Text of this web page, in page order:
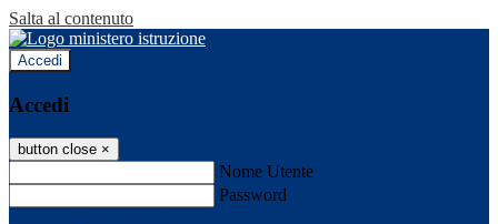
Salta al contenuto
Accedi
Accedi
button close ×
Nome Utente
Password